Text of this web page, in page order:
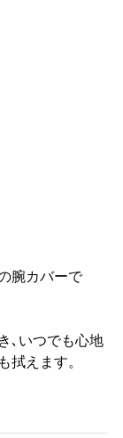
腕カバーで
､いつでも心地
えます。